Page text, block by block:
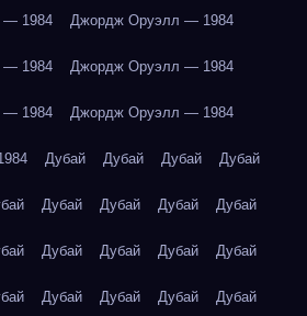
— 1984 Джордж Оруэлл — 1984
— 1984 Джордж Оруэлл — 1984
— 1984 Джордж Оруэлл — 1984
Дубай Дубай Дубай Дубай
Дубай Дубай Дубай Дубай
Дубай Дубай Дубай Дубай
Дубай Дубай Дубай Дубай